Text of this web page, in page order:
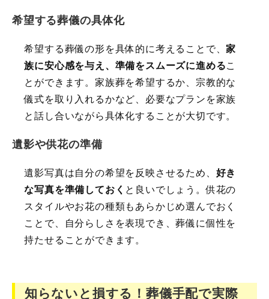
希望する葬儀の具体化
希望する葬儀の形を具体的に考えることで、家
族に安心感を与え、準備をスムーズに進めるこ
とができます。家族葬を希望するか、宗教的な
儀式を取り入れるかなど、必要なプランを家族
と話し合いながら具体化することが大切です。
遺影や供花の準備
遺影写真は自分の希望を反映させるため、 好き
な写真を準備しておく と良いでしょう。供花の
スタイルやお花の種類もあらかじめ選んでおく
ことで、自分らしさを表現でき、葬儀に個性を
持たせることができます。
知らないと損する！葬儀手配で実際